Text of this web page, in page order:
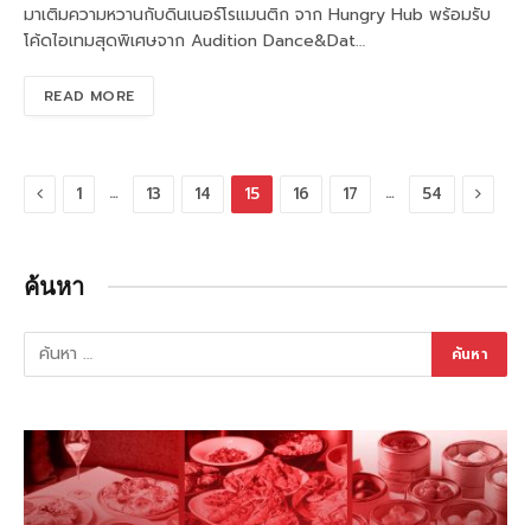
มาเติมความหวานกับดินเนอร์โรแมนติก จาก Hungry Hub พร้อมรับ
โค้ดไอเทมสุดพิเศษจาก Audition Dance&Dat…
READ MORE
Previous
1 … 13 14 15 16 17 … 54 Next
ค้นหา